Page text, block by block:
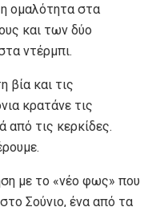
ομαλότητα στα
και των δύο
ντέρμπι.
βία και τις
κρατάνε τις
από τις κερκίδες.
με το «νέο φως» που
Σούνιο, ένα από τα